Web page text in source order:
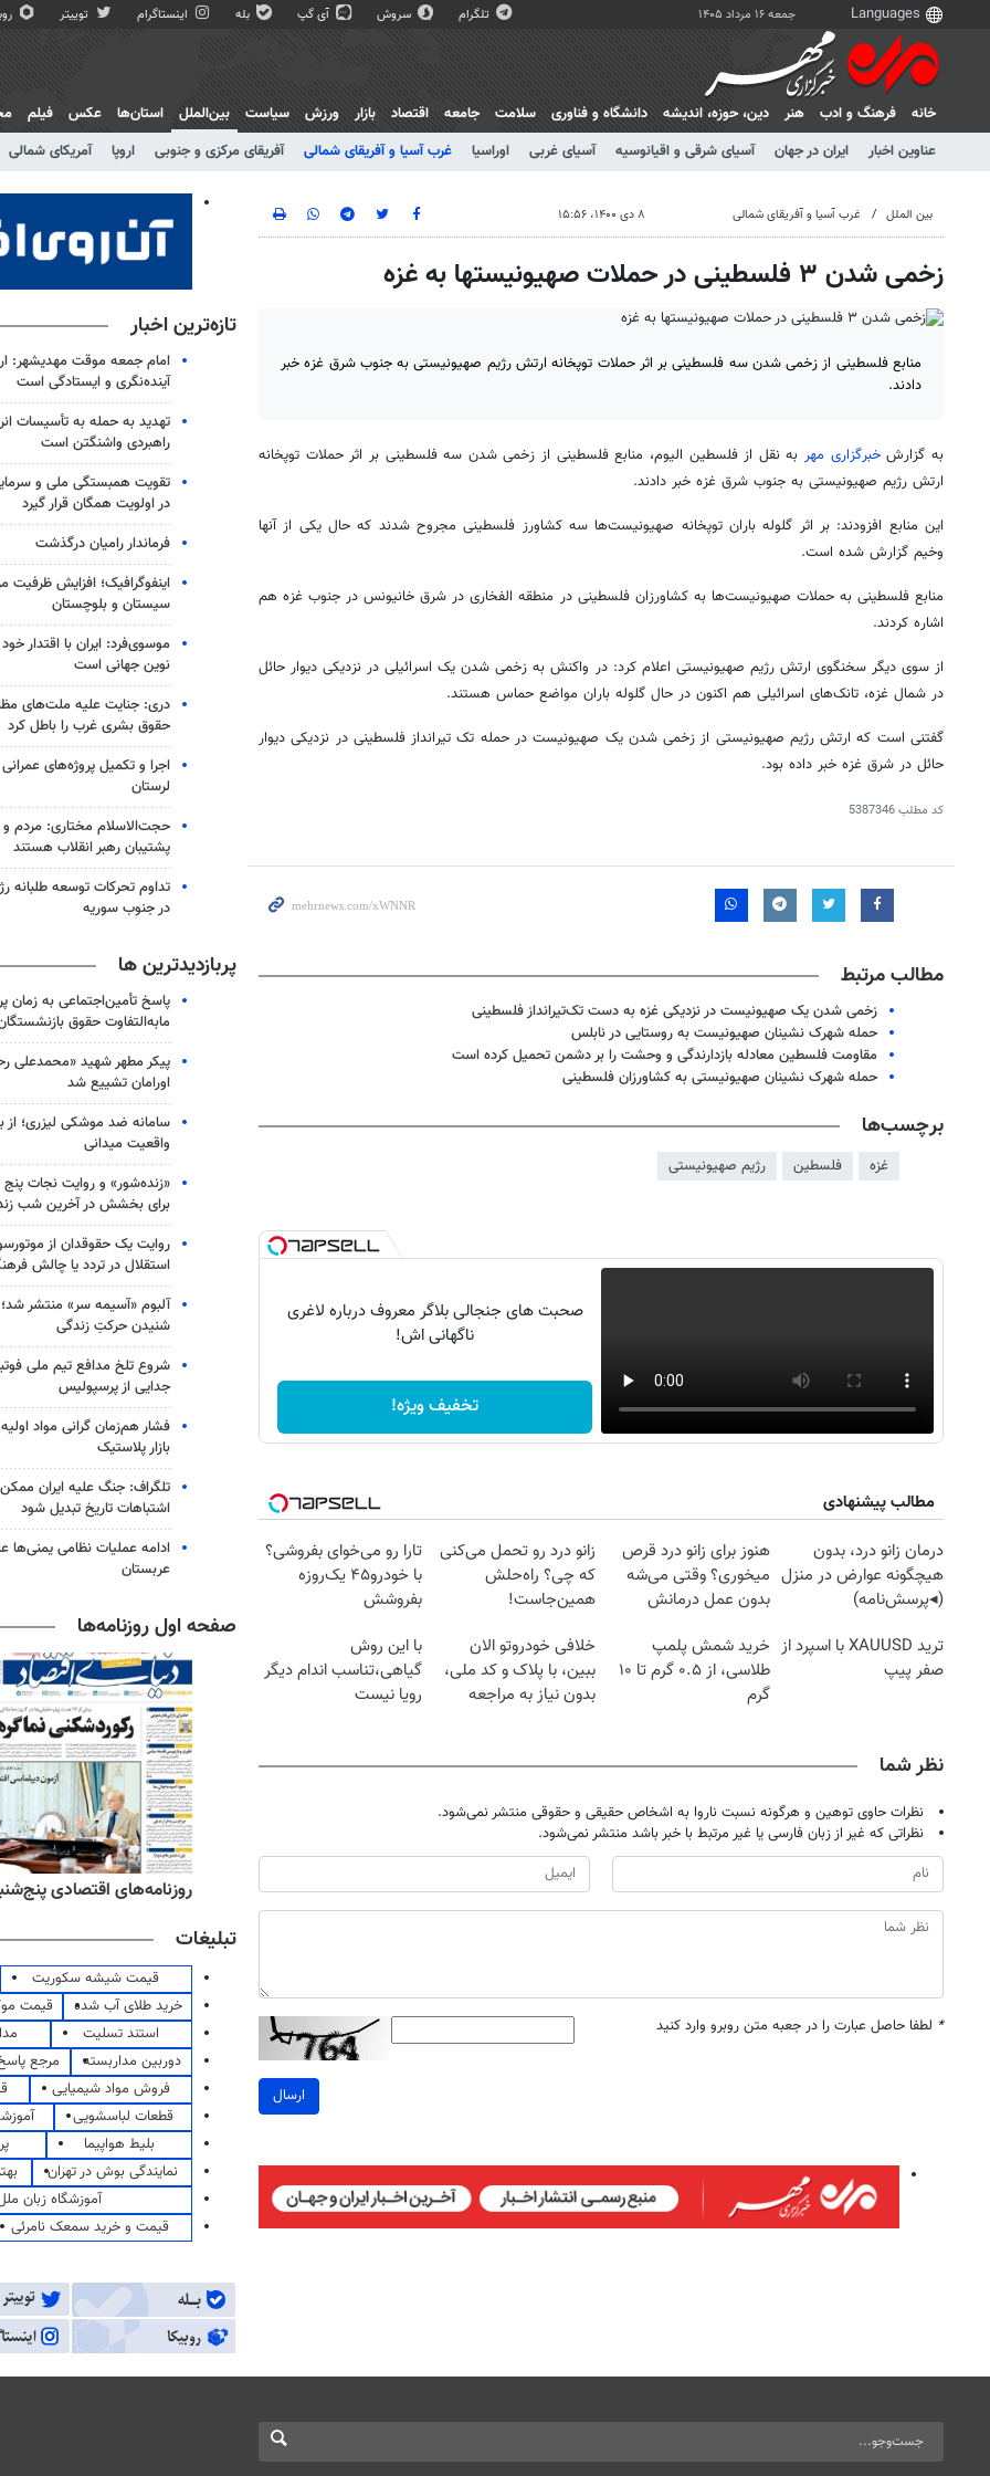
جمعه ۱۶ مرداد ۱۴۰۵ تلگرام سروش آی گپ بله اینستاگرام توییتر
خانه فرهنگ و ادب هنر دين، حوزه، انديشه دانشگاه و فناوری سلامت جامعه اقتصاد بازار ورزش سیاست
بین‌الملل
عناوین اخبار
ایران در جهان آسیای شرقی و اقیانوسیه آسیای غربی اوراسیا غرب آسیا و آفریقای شمالی آفریقای مرکزی و جنوبی اروپا آمریکای شمالی
استان‌ها عکس فیلم
بین الملل غرب آسیا و آفریقای شمالی ۸ دی ۱۴۰۰، ۱۵:۵۶
زخمی شدن ۳ فلسطینی در حملات صهیونیستها به غزه
منابع فلسطینی از زخمی شدن سه فلسطینی بر اثر حملات توپخانه ارتش رژیم صهیونیستی به جنوب شرق غزه خبر
دادند.
به گزارشخبرگزاری مهربه نقل از فلسطین الیوم، منابع فلسطینی از زخمی شدن سه فلسطینی بر اثر حملات توپخانه
ارتش رژیم صهیونیستی به جنوب شرق غزه خبر دادند.
این منابع افزودند: بر اثر گلوله باران توپخانه صهیونیست‌ها سه کشاورز فلسطینی مجروح شدند که حال یکی از آنها
وخیم گزارش شده است.
منابع فلسطینی به حملات صهیونیست‌ها به کشاورزان فلسطینی در منطقه الفخاریدر شرق خانیونسدر جنوب غزه هم
اشاره کردند.
از سوی دیگر سخنگوی ارتش رژیم صهیونیستی اعلام کرد: در واکنش به زخمی شدن یک اسرائیلی در نزدیکی دیوار حائل
در شمال غزه، تانک‌های اسرائیلی هم اکنون در حال گلوله باران مواضع حماس هستند.
گفتنی است که ارتش رژیم صهیونیستی از زخمی شدن یک صهیونیست در حمله تک تیرانداز فلسطینی در نزدیکی دیوار
حائل در شرق غزه خبر داده بود.
کد مطلب5387346
مطالب مرتبط
زخمی شدن یک صهیونیست در نزدیکی غزه به دست تک‌تیرانداز فلسطینی
حمله شهرک نشینان صهیونیست به روستایی در نابلس
مقاومت فلسطین معادله بازدارندگی و وحشت را بر دشمن تحمیل کرده است
حمله شهرک نشینان صهیونیستی به کشاورزان فلسطینی
برچسب‌ها
غزه فلسطین رژیم صهیونیستی
صحبت های جنجالی بلاگر معروف درباره لاغری
ناگهانی اش!
تخفیف ویژه!
مطالب پیشنهادی
درمان زانو درد، بدون
هیچگونه عوارض در منزل
(◂پرسش‌نامه)
هنوز برای زانو درد قرص
میخوری؟ وقتی می‌شه
بدون عمل درمانش
زانو درد رو تحمل می‌کنی
که چی؟ راه‌حلش
همین‌جاست!
تارا رو می‌خوای بفروشی؟
با خودرو۴۵ یک‌روزه
بفروشش
ترید XAUUSD با اسپرد از
صفر پیپ
خرید شمش پلمپ
طلاسی، از ۰.۵ گرم تا ۱۰
گرم
خلافی خودروتو الان
ببین، با پلاک و کد ملی،
بدون نیاز به مراجعه
با این روش
گیاهی،تناسب اندام دیگر
رویا نیست
نظر شما
نظرات حاوی توهین و هرگونه نسبت ناروا به اشخاص حقیقی و حقوقی منتشر نمی‌شود.
نظراتی که غیر از زبان فارسی یا غیر مرتبط با خبر باشد منتشر نمی‌شود.
* لطفا حاصل عبارت را در جعبه متن روبرو وارد کنید
ارسال
تازه‌ترین اخبار
امام جمعه موقت مهدیشهر:
آینده‌نگری و ایستادگی است
تهدید به حمله به تأسیسات
راهبردی واشنگتن است
تقویت همبستگی ملی و
در اولویت همگان قرار گیرد
فرماندار رامیان درگذشت
اینفوگرافیک؛ افزایش ظرفیت
سیستان و بلوچستان
موسوی‌فرد: ایران با اقتدار
نوین جهانی است
دری: جنایت علیه ملت‌های
حقوق بشری غرب را باطل کرد
اجرا و تکمیل پروژه‌های
لرستان
حجت‌الاسلام مختاری: مردم
پشتیبان رهبر انقلاب هستند
تداوم تحرکات توسعه طلبانه
در جنوب سوریه
پربازدیدترین ها
پاسخ تأمین‌اجتماعی به زمان
مابه‌التفاوت حقوق
پیکر مطهر شهید «محمدعلی
اورامان تشییع شد
سامانه ضد موشکی لیزری؛ از
واقعیت میدانی
«زنده‌شور» و روایت نجات
برای بخشش در آخرین شب
روایت یک حقوقدان از
استقلال در تردد یا چالش
آلبوم «آسیمه سر» منتشر
شنیدن حرکتِ زندگی
شروع تلخ مدافع تیم ملی
جدایی از پرسپولیس
فشار هم‌زمان گرانی مواد
بازار پلاستیک
تلگراف: جنگ علیه ایران
اشتباهات تاریخ تبدیل شود
ادامه عملیات نظامی یمنی‌ها
عربستان
صفحه اول روزنامه‌ها
روزنامه‌های صبح پنج‌شنبه ۱۵ مرداد ۱۴۰۵ روزنامه‌های ورزشی پنج‌شنبه ۱۵ مرداد ۱۴۰۵ روزنامه‌های اقتصادی پنج‌شنبه ۱۵ مرداد
تبلیغات
قیمت شیشه سکوریت
خرید طلای آب شده
قیمت
استند تسلیت
دوربین مداربسته
مرجع
فروش مواد شیمیایی
قطعات لباسشویی
بلیط هواپیما
نمایندگی بوش در تهران
آموزشگاه زبان
قیمت و خرید سمعک نامرئی